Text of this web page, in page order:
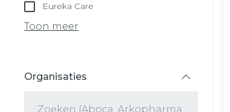
Eureka Care
Toon meer
Organisaties